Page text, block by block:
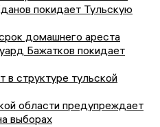
покидает Тульскую
домашнего ареста
Бажатков покидает
в структуре тульской
области предупреждает
выборах